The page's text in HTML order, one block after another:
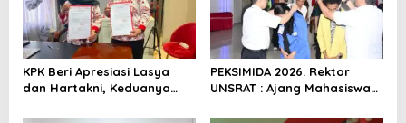
KPK Beri Apresiasi Lasya
dan Hartakni, Keduanya
Antikorupsi.
PEKSIMIDA 2026. Rektor
UNSRAT : Ajang Mahasiswa
Lestarikan Budaya